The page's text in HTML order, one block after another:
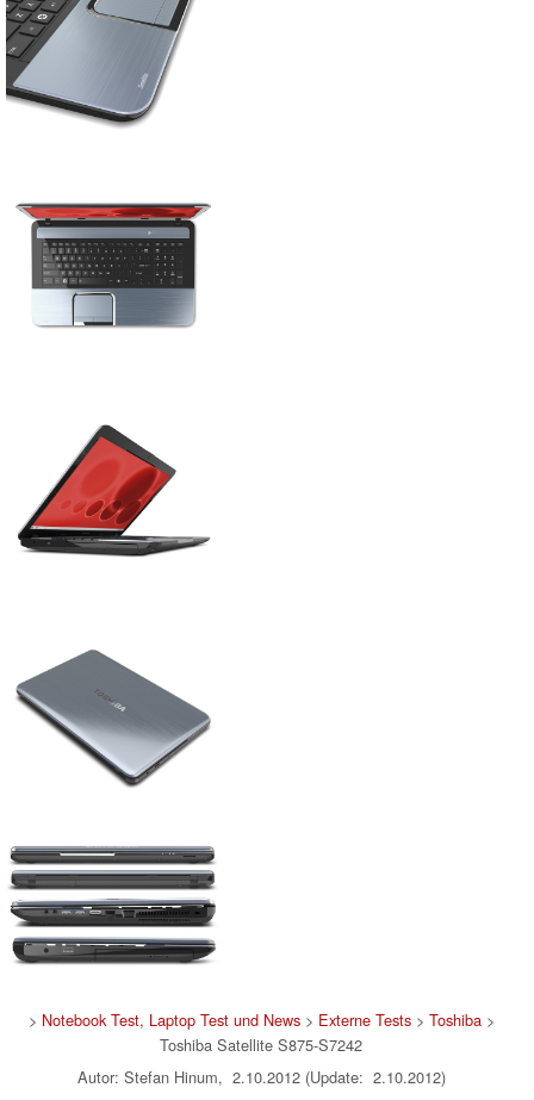
> Notebook Test, Laptop Test und News> Externe Tests> Toshiba>
Toshiba Satellite S875-S7242
Autor: Stefan Hinum, 2.10.2012 (Update: 2.10.2012)